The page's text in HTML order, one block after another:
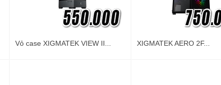
Vỏ case XIGMATEK VIEW II... XIGMATEK AERO 2F...